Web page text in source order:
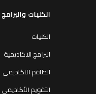
الكليات والبرامج
الكليات
البرامج الاكاديمية
الطاقم الاكاديمي
التقويم الأكاديمي